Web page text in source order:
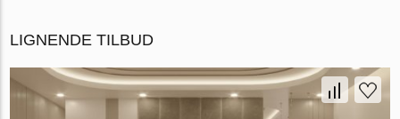
LIGNENDE TILBUD